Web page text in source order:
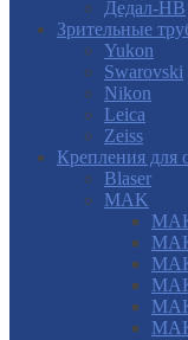
Дедал-НВ
Зрительные
Yukon
Swarovski
Nikon
Leica
Zeiss
Крепления для
Blaser
MAK